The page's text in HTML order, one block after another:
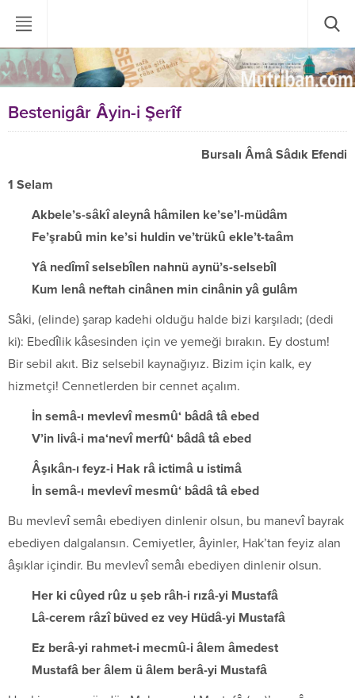
Bestenigâr Âyin-i Şerîf
Bursalı Âmâ Sâdık Efendi
1 Selam
Akbele’s-sâkî aleynâ hâmilen ke’se’l-müdâm
Fe’şrabû min ke’si huldin ve’trükû ekle’t-taâm
Yâ nedîmî selsebîlen nahnü aynü’s-selsebîl
Kum lenâ neftah cinânen min cinânin yâ gulâm
Sâki, (elinde) şarap kadehi olduğu halde bizi karşıladı; (dedi
ki): Ebedîlik kâsesinden için ve yemeği bırakın. Ey dostum!
Bir sebil akıt. Biz selsebil kaynağıyız. Bizim için kalk, ey
hizmetçi! Cennetlerden bir cennet açalım.
İn semâ-ı mevlevî mesmû‘ bâdâ tâ ebed
V’in livâ-i ma‘nevî merfû‘ bâdâ tâ ebed
Âşıkân-ı feyz-i Hak râ ictimâ u istimâ
İn semâ-ı mevlevî mesmû‘ bâdâ tâ ebed
Bu mevlevî semâı ebediyen dinlenir olsun, bu manevî bayrak
ebediyen dalgalansın. Cemiyetler, âyinler, Hak’tan feyiz alan
âşıklar içindir. Bu mevlevî semâı ebediyen dinlenir olsun.
Her ki cûyed rûz u şeb râh-i rızâ-yi Mustafâ
Lâ-cerem râzî büved ez vey Hüdâ-yi Mustafâ
Ez berâ-yi rahmet-i mecmû-i âlem âmedest
Mustafâ ber âlem ü âlem berâ-yi Mustafâ